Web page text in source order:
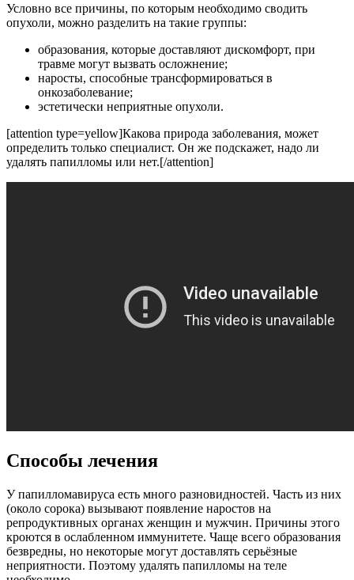
Условно все причины, по которым необходимо сводить
опухоли, можно разделить на такие группы:
образования, которые доставляют дискомфорт, при
травме могут вызвать осложнение;
наросты, способные трансформироваться в
онкозаболевание;
эстетически неприятные опухоли.
[attention type=yellow]Какова природа заболевания, может
определить только специалист. Он же подскажет, надо ли
удалять папилломы или нет.[/attention]
Способы лечения
У папилломавируса есть много разновидностей. Часть из них
(около сорока) вызывают появление наростов на
репродуктивных органах женщин и мужчин. Причины этого
кроются в ослабленном иммунитете. Чаще всего образования
безвредны, но некоторые могут доставлять серьёзные
неприятности. Поэтому удалять папилломы на теле